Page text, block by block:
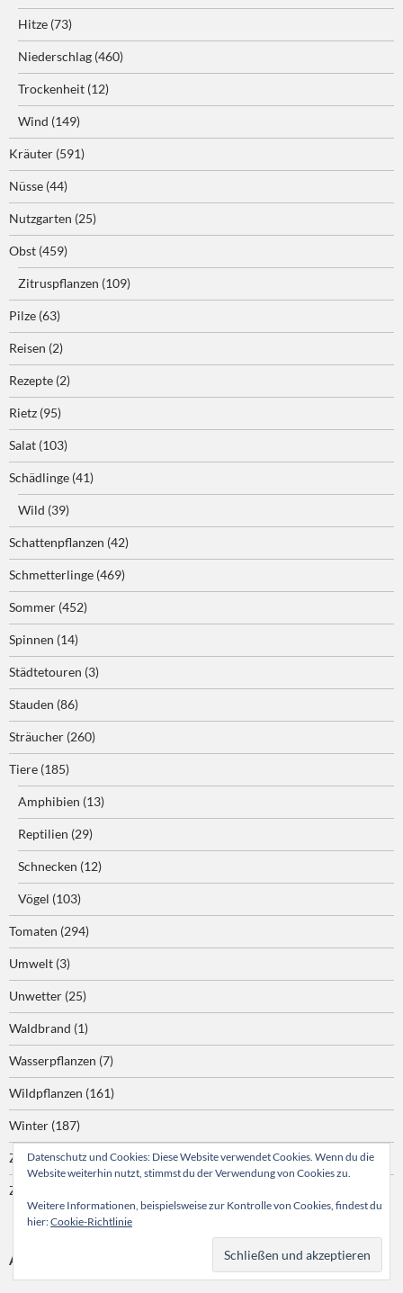
Hitze (73)
Niederschlag (460)
Trockenheit (12)
Wind (149)
Kräuter (591)
Nüsse (44)
Nutzgarten (25)
Obst (459)
Zitruspflanzen (109)
Pilze (63)
Reisen (2)
Rezepte (2)
Rietz (95)
Salat (103)
Schädlinge (41)
Wild (39)
Schattenpflanzen (42)
Schmetterlinge (469)
Sommer (452)
Spinnen (14)
Städtetouren (3)
Stauden (86)
Sträucher (260)
Tiere (185)
Amphibien (13)
Reptilien (29)
Schnecken (12)
Vögel (103)
Tomaten (294)
Umwelt (3)
Unwetter (25)
Waldbrand (1)
Wasserpflanzen (7)
Wildpflanzen (161)
Winter (187)
Ziergarten(5)
Zimmerpflanzen
ARCHIV
Datenschutz und Cookies: Diese Website verwendet Cookies. Wenn du die
Website weiterhin nutzt, stimmst du der Verwendung von Cookies zu.
Weitere Informationen, beispielsweise zur Kontrolle von Cookies, findest du
hier:Cookie-Richtlinie